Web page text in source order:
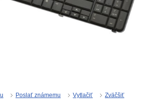
Poslať známemu Vytlačiť Zväčšiť